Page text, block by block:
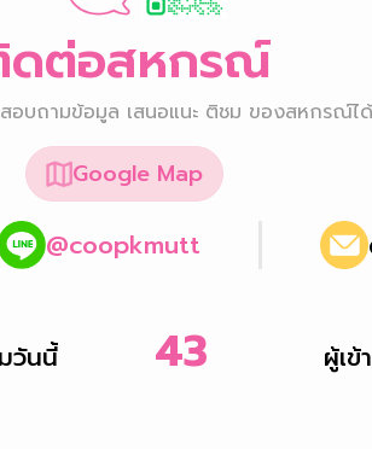
ต่อสหกรณ์
อบถามข้อมูล เสนอแนะ ติชม ของสหกรณ์ไ
Google Map
@coopkmutt
วันนี้ 43 ผู้เ